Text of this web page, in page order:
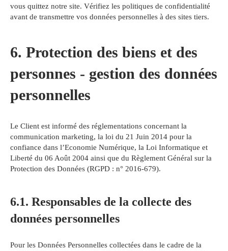
vous quittez notre site. Vérifiez les politiques de confidentialité
avant de transmettre vos données personnelles à des sites tiers.
6. Protection des biens et des
personnes - gestion des données
personnelles
Le Client est informé des réglementations concernant la
communication marketing, la loi du 21 Juin 2014 pour la
confiance dans l’Economie Numérique, la Loi Informatique et
Liberté du 06 Août 2004 ainsi que du Règlement Général sur la
Protection des Données (RGPD : n° 2016-679).
6.1. Responsables de la collecte des
données personnelles
Pour les Données Personnelles collectées dans le cadre de la